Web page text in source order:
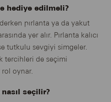
hediye edilmeli?
pırlanta ya da yakut
yer alır. Pırlanta kalıcı
tutkulu sevgiyi simgeler.
tercihleri de seçimi
oynar.
seçilir?